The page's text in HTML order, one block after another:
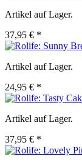
Artikel auf Lager.
37,95 € *
Artikel auf Lager.
24,95 € *
Artikel auf Lager.
37,95 € *